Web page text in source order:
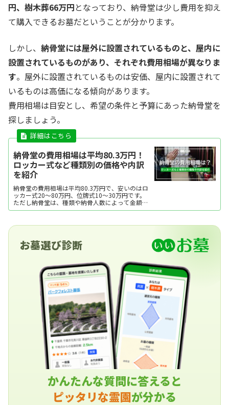
円、樹木葬66万円となっており、納骨堂は少し費用を抑え
て購入できるお墓だということが分かります。
しかし、 納骨堂には屋外に設置されているものと、屋内に
設置されているものがあり、それぞれ費用相場が異なりま
す。屋外に設置されているものは安価、屋内に設置されて
いるものは高価になる傾向があります。
費用相場は目安とし、希望の条件と予算にあった納骨堂を
探しましょう。
納骨堂の費用相場は平均80.3万円！
ロッカー式など種類別の価格や内訳
を紹介
納骨堂の費用相場は平均80.3万円で、安いのはロ
ッカー式20～80万円、位牌式10～30万円です。
ただし納骨堂は、種類や納骨人数によって金額幅
が広め。ここでは、納骨堂の費用相場を種類別・
お墓選び診断
かんたんな質問に答えると
ピッタリな霊園が分かる